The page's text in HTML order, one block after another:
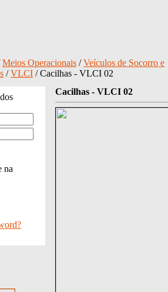
Meios Operacionais /Veículos de Socorro e
/VLCI / Cacilhas - VLCI 02
na
Cacilhas - VLCI 02